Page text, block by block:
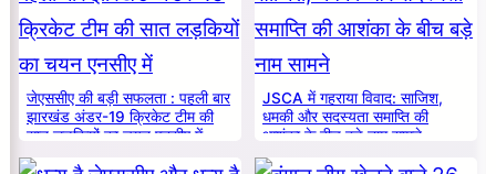
जेएससीए की बड़ी सफलता : पहली बार
झारखंड अंडर-19 क्रिकेट टीम की
सात लड़कियों का चयन एनसीए में
JSCA में गहराया विवाद: साजिश,
धमकी और सदस्यता समाप्ति की
आशंका के बीच बड़े नाम सामने